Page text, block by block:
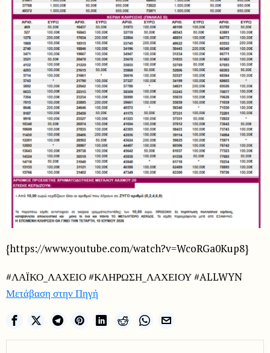
{https://www.youtube.com/watch?v=WcoRGa0Kup8}
#ΛΑΪΚΟ_ΛΑΧΕΙΟ #ΚΛΗΡΩΣΗ_ΛΑΧΕΙΟΥ #ALLWYN
Μετάβαση στην Πηγή